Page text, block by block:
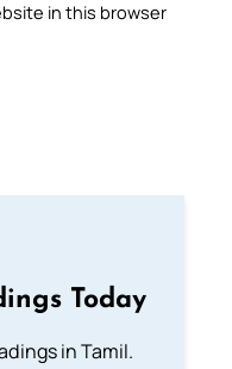
in this browser
Today
in Tamil.